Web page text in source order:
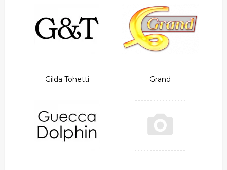
Gilda Tohetti Grand